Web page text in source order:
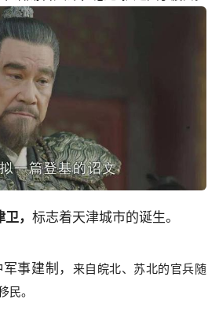
， 标志着天津城市的诞生。
事建制， 来自皖北、苏北的官兵随
民。